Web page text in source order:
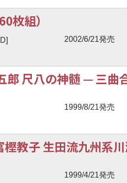
枚組）
2002/6/21発売
郎 尺八の神髄— 三曲
1999/8/21発売
教子 生田流九州系川
1999/4/21発売